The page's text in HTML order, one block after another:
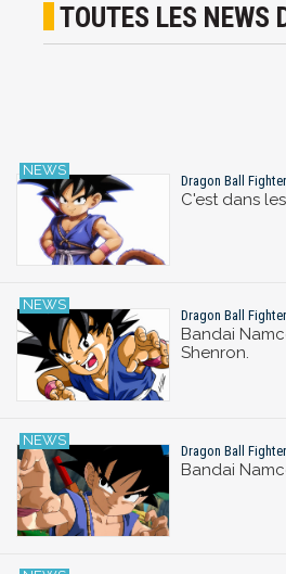
TOUTES LES NEWS
Dragon Ball
C'est dans
Dragon Ball
Bandai
Shenron.
Dragon Ball
Bandai